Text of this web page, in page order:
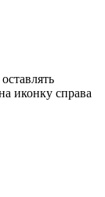
иконку справа